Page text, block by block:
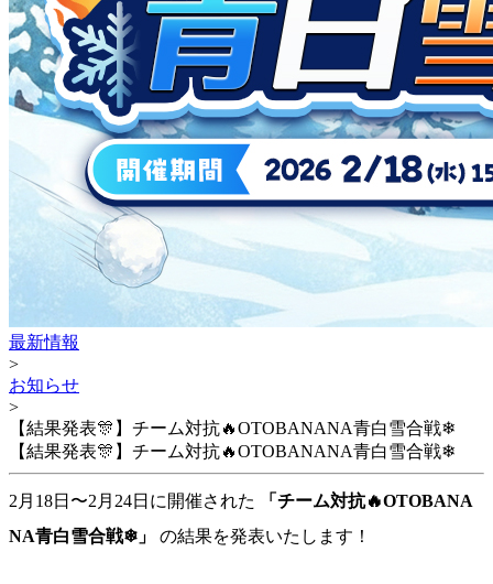
最新情報
>
お知らせ
>
【結果発表🎊】チーム対抗🔥OTOBANANA青白雪合戦❄
【結果発表🎊】チーム対抗🔥OTOBANANA青白雪合戦❄
2月18日〜2月24日に開催された
「チーム対抗🔥OTOBANA
NA青白雪合戦❄」
の結果を発表いたします！